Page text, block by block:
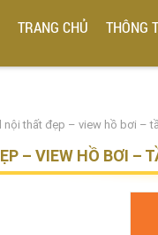
TRANG CHỦ THÔNG
nội thất đẹp – view hồ bơi –
– VIEW HỒ BƠI –